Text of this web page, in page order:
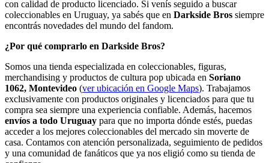
con calidad de producto licenciado. Si venís seguido a buscar
coleccionables en Uruguay, ya sabés que en Darkside Bros siempre
encontrás novedades del mundo del fandom.
¿Por qué comprarlo en Darkside Bros?
Somos una tienda especializada en coleccionables, figuras,
merchandising y productos de cultura pop ubicada en Soriano
1062, Montevideo (ver ubicación en Google Maps). Trabajamos
exclusivamente con productos originales y licenciados para que tu
compra sea siempre una experiencia confiable. Además, hacemos
envíos a todo Uruguay para que no importa dónde estés, puedas
acceder a los mejores coleccionables del mercado sin moverte de
casa. Contamos con atención personalizada, seguimiento de pedidos
y una comunidad de fanáticos que ya nos eligió como su tienda de